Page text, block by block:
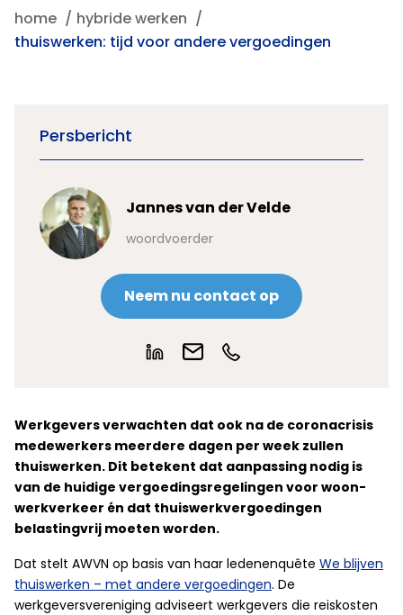
home
hybride werken
thuiswerken: tijd voor andere vergoedingen
Persbericht
Jannes van der Velde
woordvoerder
Neem nu contact op
Werkgevers verwachten dat ook na de coronacrisis
medewerkers meerdere dagen per week zullen
thuiswerken. Dit betekent dat aanpassing nodig is
van de huidige vergoedingsregelingen voor woon-
werkverkeer én dat thuiswerkvergoedingen
belastingvrij moeten worden.
Dat stelt AWVN op basis van haar ledenenquête We blijven
thuiswerken – met andere vergoedingen. De
werkgeversvereniging adviseert werkgevers die reiskosten